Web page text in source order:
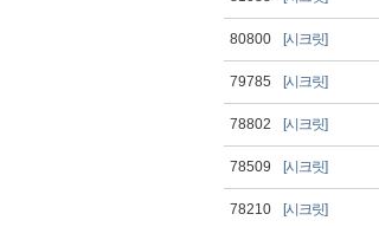
80800 [시크릿]
79785 [시크릿]
78802 [시크릿]
78509 [시크릿]
78210 [시크릿]